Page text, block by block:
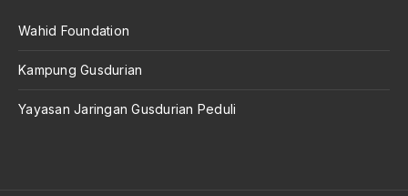
APRI
Wahid Foundation
Kampung Gusdurian
Yayasan Jaringan Gusdurian Peduli